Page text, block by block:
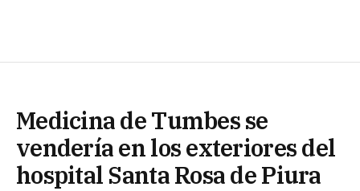
Medicina de Tumbes se
vendería en los exteriores del
hospital Santa Rosa de Piura